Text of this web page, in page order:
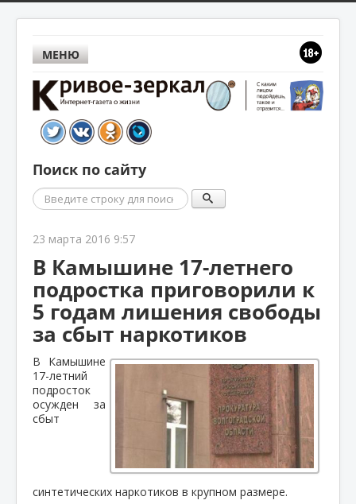
МЕНЮ
Поиск по сайту
Поиск
23 марта 2016 9:57
В Камышине 17-летнего
подростка приговорили к
5 годам лишения свободы
за сбыт наркотиков
В Камышине
17-летний
подросток
осужден за
сбыт
синтетических наркотиков в крупном размере.